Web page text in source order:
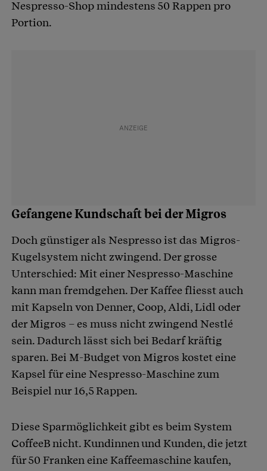
Nespresso-Shop mindestens 50 Rappen pro
Portion.
Gefangene Kundschaft bei der Migros
Doch günstiger als Nespresso ist das Migros-
Kugelsystem nicht zwingend. Der grosse
Unterschied: Mit einer Nespresso-Maschine
kann man fremdgehen. Der Kaffee fliesst auch
mit Kapseln von Denner, Coop, Aldi, Lidl oder
der Migros – es muss nicht zwingend Nestlé
sein. Dadurch lässt sich bei Bedarf kräftig
sparen. Bei M-Budget von Migros kostet eine
Kapsel für eine Nespresso-Maschine zum
Beispiel nur 16,5 Rappen.
Diese Sparmöglichkeit gibt es beim System
CoffeeB nicht. Kundinnen und Kunden, die jetzt
für 50 Franken eine Kaffeemaschine kaufen,